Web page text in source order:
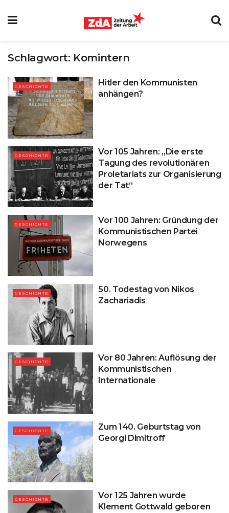
Schlagwort: Komintern
GESCHICHTE
Hitler den Kommunisten
anhängen?
GESCHICHTE
Vor 105 Jahren: „Die erste
Tagung des revolutionären
Proletariats zur Organisierung
der Tat“
GESCHICHTE
Vor 100 Jahren: Gründung der
Kommunistischen Partei
Norwegens
GESCHICHTE
50. Todestag von Nikos
Zachariadis
GESCHICHTE
Vor 80 Jahren: Auflösung der
Kommunistischen
Internationale
GESCHICHTE
Zum 140. Geburtstag von
Georgi Dimitroff
GESCHICHTE
Vor 125 Jahren wurde
Klement Gottwald geboren